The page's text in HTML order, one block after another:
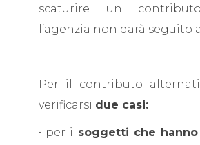
scaturire un
l’agenzia non darà seguito
Per il contributo
verificarsi due casi:
• per i soggetti che